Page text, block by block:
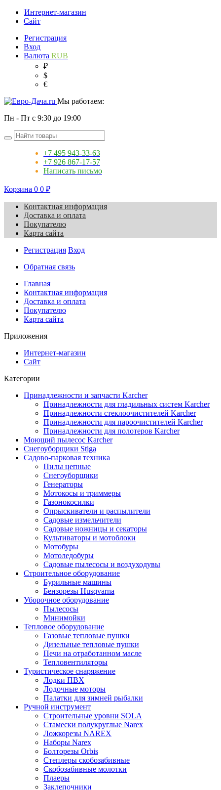
Интернет-магазин
Сайт
Регистрация
Вход
Валюта RUB
₽
$
€
Мы работаем:
Пн - Пт с 9:30 до 19:00
+7 495 943-33-63
+7 926 867-17-57
Написать письмо
Корзина 0 0 ₽
Контактная информация
Доставка и оплата
Покупателю
Карта сайта
Регистрация Вход
Обратная связь
Главная
Контактная информация
Доставка и оплата
Покупателю
Карта сайта
Приложения
Интернет-магазин
Сайт
Категории
Принадлежности и запчасти Karcher
Принадлежности для гладильных систем Karcher
Принадлежности стеклоочистителей Karcher
Принадлежности для пароочистителей Karcher
Принадлежности для полотеров Karcher
Моющий пылесос Karcher
Снегоуборщики Stiga
Садово-парковая техника
Пилы цепные
Снегоуборщики
Генераторы
Мотокосы и триммеры
Газонокосилки
Опрыскиватели и распылители
Садовые измельчители
Садовые ножницы и секаторы
Культиваторы и мотоблоки
Мотобуры
Мотоледобуры
Садовые пылесосы и воздуходувы
Строительное оборудование
Бурильные машины
Бензорезы Husqvarna
Уборочное оборудование
Пылесосы
Минимойки
Тепловое оборудование
Газовые тепловые пушки
Дизельные тепловые пушки
Печи на отработанном масле
Тепловентиляторы
Туристическое снаряжение
Лодки ПВХ
Лодочные моторы
Палатки для зимней рыбалки
Ручной инструмент
Строительные уровни SOLA
Стамески полукруглые Narex
Ложкорезы NAREX
Наборы Narex
Болторезы Orbis
Степлеры скобозабивные
Скобозабивные молотки
Плаеры
Заклепочники